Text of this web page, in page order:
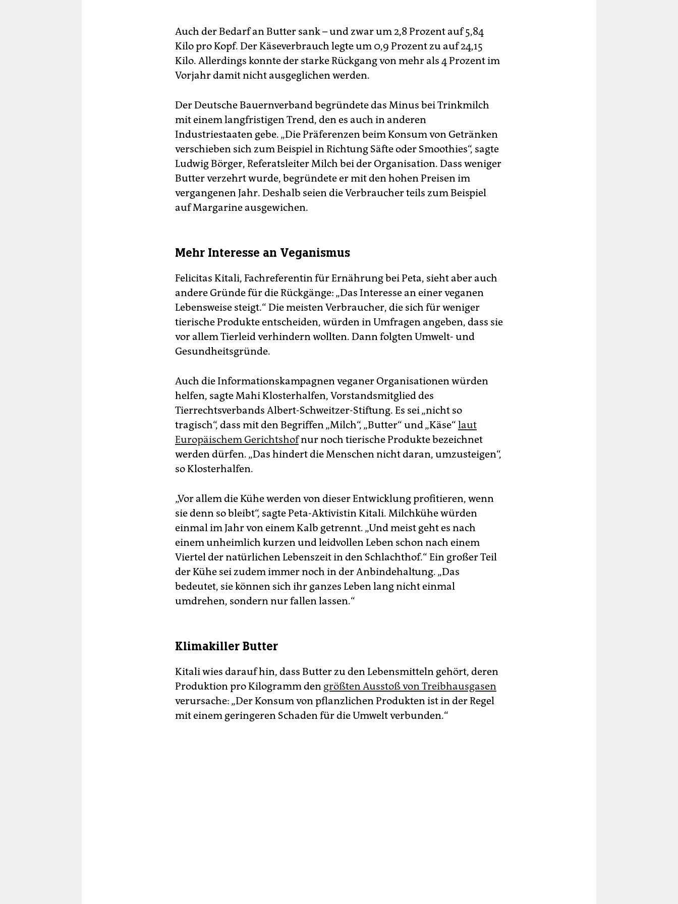
Auch der Bedarf an Butter sank – und zwar um 2,8 Prozent auf 5,84
Kilo pro Kopf. Der Käseverbrauch legte um 0,9 Prozent zu auf 24,15
Kilo. Allerdings konnte der starke Rückgang von mehr als 4 Prozent im
Vorjahr damit nicht ausgeglichen werden.
Der Deutsche Bauernverband begründete das Minus bei Trinkmilch
mit einem langfristigen Trend, den es auch in anderen
Industriestaaten gebe. „Die Präferenzen beim Konsum von Getränken
verschieben sich zum Beispiel in Richtung Säfte oder Smoothies“, sagte
Ludwig Börger, Referatsleiter Milch bei der Organisation. Dass weniger
Butter verzehrt wurde, begründete er mit den hohen Preisen im
vergangenen Jahr. Deshalb seien die Verbraucher teils zum Beispiel
auf Margarine ausgewichen.
Mehr Interesse an Veganismus
Felicitas Kitali, Fachreferentin für Ernährung bei Peta, sieht aber auch
andere Gründe für die Rückgänge: „Das Interesse an einer veganen
Lebensweise steigt.“ Die meisten Verbraucher, die sich für weniger
tierische Produkte entscheiden, würden in Umfragen angeben, dass sie
vor allem Tierleid verhindern wollten. Dann folgten Umwelt- und
Gesundheitsgründe.
Auch die Informationskampagnen veganer Organisationen würden
helfen, sagte Mahi Klosterhalfen, Vorstandsmitglied des
Tierrechtsverbands Albert-Schweitzer-Stiftung. Es sei „nicht so
tragisch“, dass mit den Begriffen „Milch“, „Butter“ und „Käse“ laut
Europäischem Gerichtshofnur noch tierische Produkte bezeichnet
werden dürfen. „Das hindert die Menschen nicht daran, umzusteigen“,
so Klosterhalfen.
„Vor allem die Kühe werden von dieser Entwicklung profitieren, wenn
sie denn so bleibt“, sagte Peta-Aktivistin Kitali. Milchkühe würden
einmal im Jahr von einem Kalb getrennt. „Und meist geht es nach
einem unheimlich kurzen und leidvollen Leben schon nach einem
Viertel der natürlichen Lebenszeit in den Schlachthof.“ Ein großer Teil
der Kühe sei zudem immer noch in der Anbindehaltung. „Das
bedeutet, sie können sich ihr ganzes Leben lang nicht einmal
umdrehen, sondern nur fallen lassen.“
Klimakiller Butter
Kitali wies darauf hin, dass Butter zu den Lebensmitteln gehört, deren
Produktion pro Kilogramm den größten Ausstoß von Treibhausgasen
verursache: „Der Konsum von pflanzlichen Produkten ist in der Regel
mit einem geringeren Schaden für die Umwelt verbunden.“